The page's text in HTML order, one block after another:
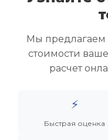
Скупка
Скупка ультрабуков
Скупка игровых
Скупка рабочих
Скупка старых
Заказать
Мы предлагаем
стоимости
расчет
⚡
Быстрая оценка